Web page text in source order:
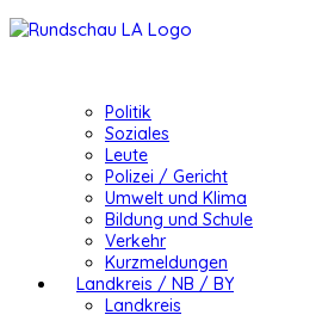
Politik
Soziales
Leute
Polizei / Gericht
Umwelt und Klima
Bildung und Schule
Verkehr
Kurzmeldungen
Landkreis / NB / BY
Landkreis